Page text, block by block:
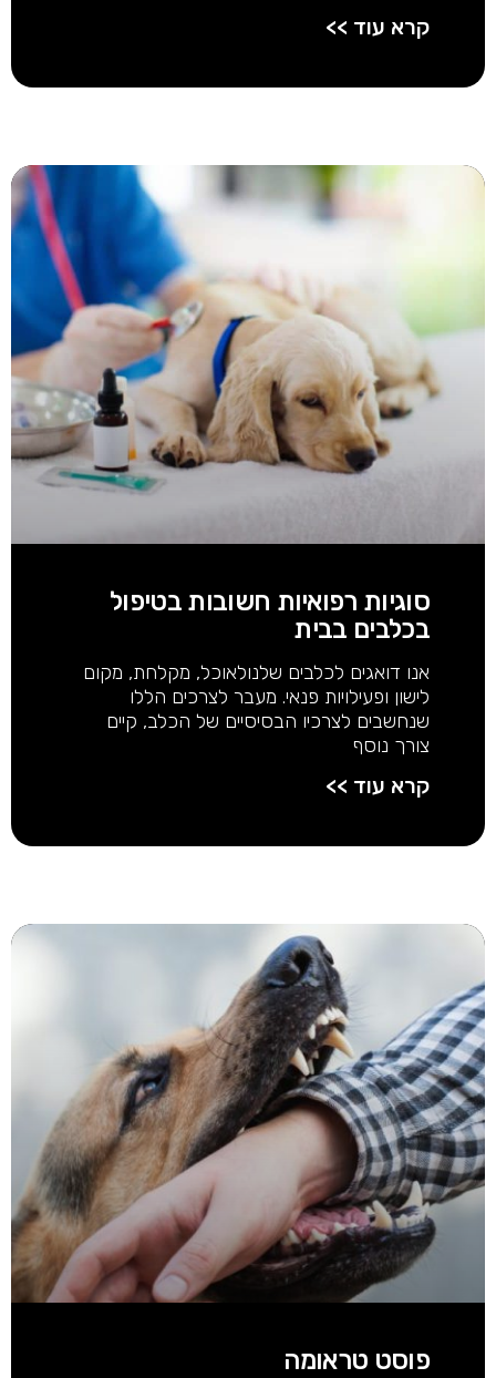
קרא עוד >>
סוגיות רפואיות חשובות בטיפול
בכלבים בבית
אנו דואגים לכלבים שלנולאוכל, מקלחת, מקום
לישון ופעילויות פנאי. מעבר לצרכים הללו
שנחשבים לצרכיו הבסיסיים של הכלב, קיים
צורך נוסף
קרא עוד >>
פוסט טראומה